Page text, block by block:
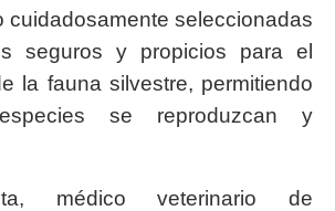
cuidadosamente seleccionadas
seguros y propicios para el
la fauna silvestre, permitiendo
se reproduzcan y
médico veterinario de